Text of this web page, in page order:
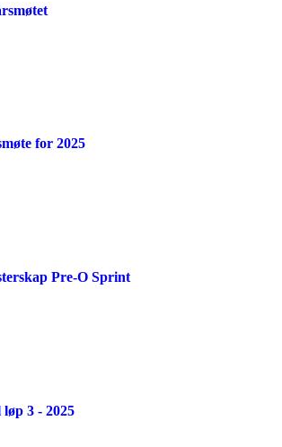
for 2025
Pre-O Sprint
3 - 2025